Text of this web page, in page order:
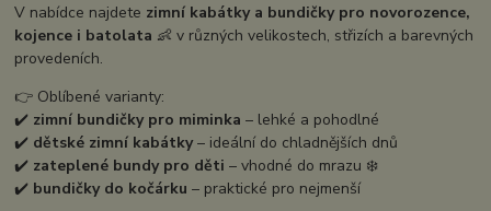
V nabídce najdete zimní kabátky a bundičky pro novorozence,
kojence i batolata 👶 v různých velikostech, střizích a barevných
provedeních.
👉 Oblíbené varianty:
✔️ zimní bundičky pro miminka – lehké a pohodlné
✔️ dětské zimní kabátky– ideální do chladnějších dnů
✔️ zateplené bundy pro děti – vhodné do mrazu ❄️
✔️ bundičky do kočárku – praktické pro nejmenší